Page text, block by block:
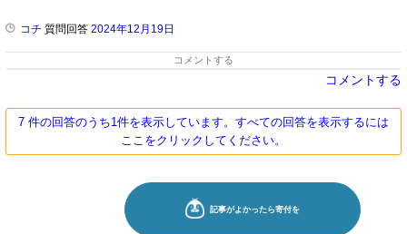
コチ 質問回答 2024年12月19日
コメントする
コメントする
7 件の回答のうち1件を表示しています。すべての回答を表示するには
ここをクリックしてください。